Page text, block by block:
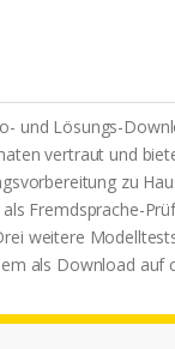
und Lösungs-
vertraut und
zu
Fremdsprache-
weitere
als Download auf